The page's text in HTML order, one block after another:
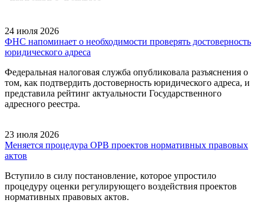
24 июля 2026
ФНС напоминает о необходимости проверять достоверность
юридического адреса
Федеральная налоговая служба опубликовала разъяснения о
том, как подтвердить достоверность юридического адреса, и
представила рейтинг актуальности Государственного
адресного реестра.
23 июля 2026
Меняется процедура ОРВ проектов нормативных правовых
актов
Вступило в силу постановление, которое упростило
процедуру оценки регулирующего воздействия проектов
нормативных правовых актов.